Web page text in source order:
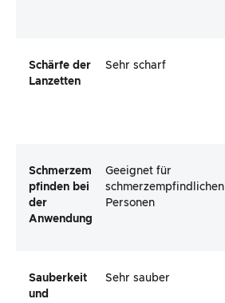
Schärfe der
Lanzetten
Sehr scharf
Schmerzem
pfinden bei
der
Anwendung
Geeignet für
schmerzempfindlichen
Personen
Sauberkeit
und
Sehr sauber